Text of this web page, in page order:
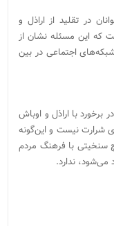
در تقلید از اراذل و
که این مسئله نشان از
اجتماعی در بین
برخورد با اراذل و اوباش
شرارت نیست و این‌گونه
سنخیتی با فرهنگ مردم
می‌شود، ندارد.